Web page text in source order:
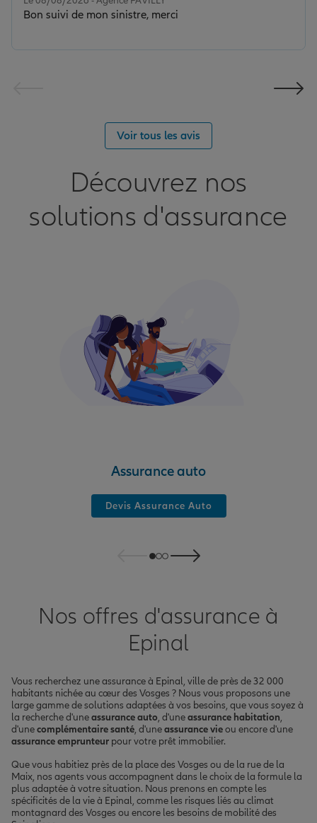
Bon suivi de mon sinistre, merci
Voir tous les avis
Découvrez nos
solutions d'assurance
Assurance auto
Devis Assurance Auto
Nos offres d'assurance à
Epinal
Vous recherchez une assurance à Epinal, ville de près de 32 000
habitants nichée au cœur des Vosges ? Nous vous proposons une
large gamme de solutions adaptées à vos besoins, que vous soyez à
la recherche d'uneassurance auto, d'uneassurance habitation,
d'unecomplémentaire santé, d'uneassurance vieou encore d'une
assurance emprunteur pour votre prêt immobilier.
Que vous habitiez près de la place des Vosges ou de la rue de la
Maix, nos agents vous accompagnent dans le choix de la formule la
plus adaptée à votre situation. Nous prenons en compte les
spécificités de la vie à Epinal, comme les risques liés au climat
montagnard des Vosges ou encore les besoins de mobilité des